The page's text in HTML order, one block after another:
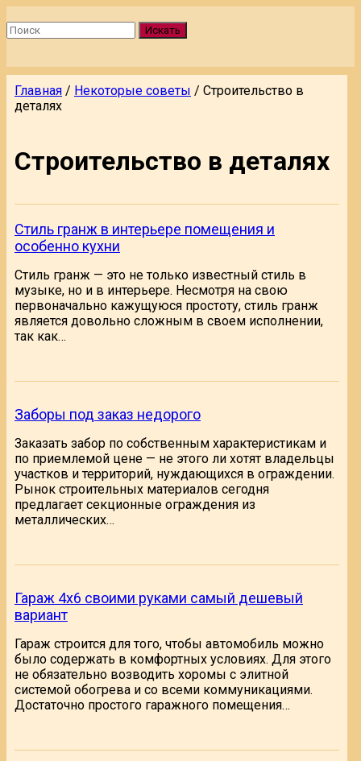
Искать
Главная / Некоторые советы / Строительство в
деталях
Строительство в деталях
Стиль гранж в интерьере помещения и
особенно кухни
Стиль гранж — это не только известный стиль в
музыке, но и в интерьере. Несмотря на свою
первоначально кажущуюся простоту, стиль гранж
является довольно сложным в своем исполнении,
так как…
Заборы под заказ недорого
Заказать забор по собственным характеристикам и
по приемлемой цене — не этого ли хотят владельцы
участков и территорий, нуждающихся в ограждении.
Рынок строительных материалов сегодня
предлагает секционные ограждения из
металлических…
Гараж 4х6 своими руками самый дешевый
вариант
Гараж строится для того, чтобы автомобиль можно
было содержать в комфортных условиях. Для этого
не обязательно возводить хоромы с элитной
системой обогрева и со всеми коммуникациями.
Достаточно простого гаражного помещения…